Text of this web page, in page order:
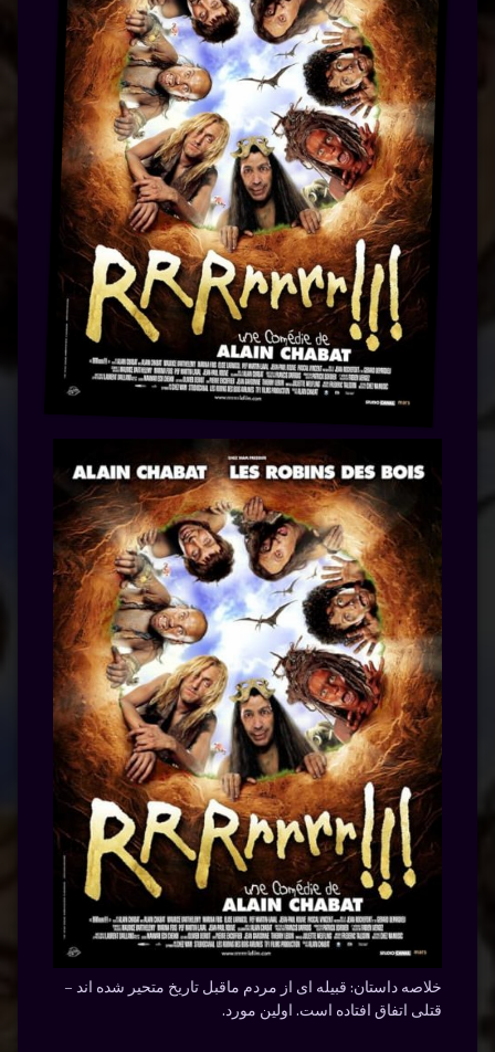
خلاصه داستان: قبیله ای از مردم ماقبل تاریخ متحیر شده اند –
قتلی اتفاق افتاده است. اولین مورد.